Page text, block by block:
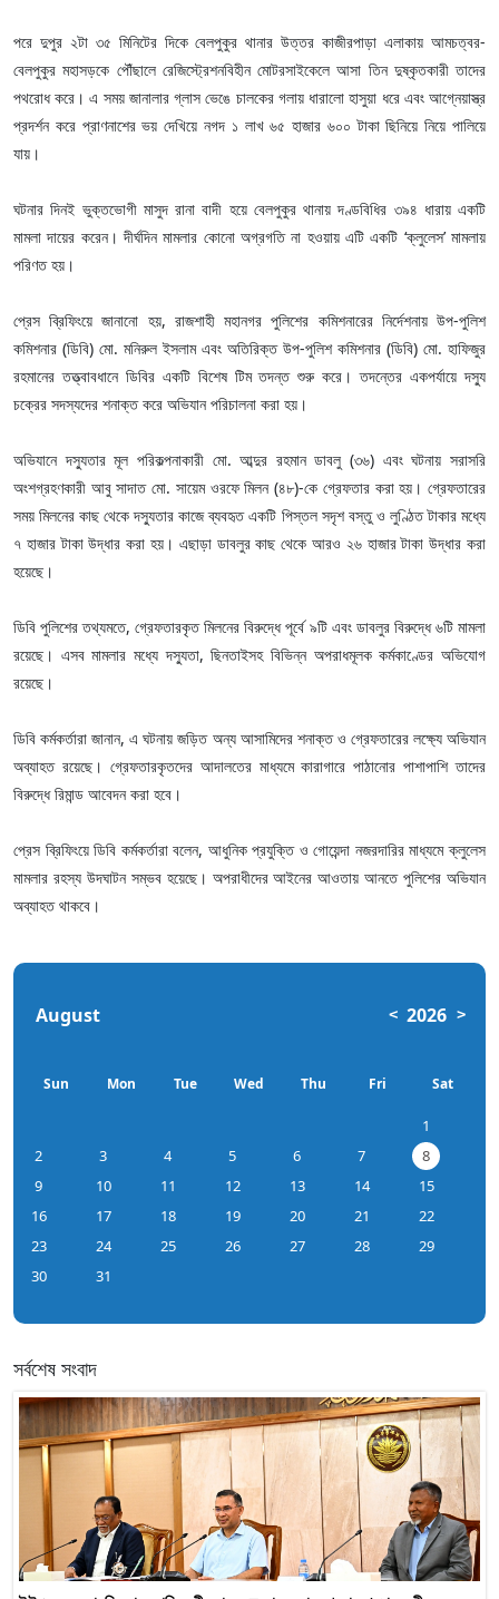
পরে দুপুর ২টা ৩৫ মিনিটের দিকে বেলপুকুর থানার উত্তর কাজীরপাড়া এলাকায় আমচত্বর-
বেলপুকুর মহাসড়কে পৌঁছালে রেজিস্ট্রেশনবিহীন মোটরসাইকেলে আসা তিন দুষ্কৃতকারী তাদের
পথরোধ করে। এ সময় জানালার গ্লাস ভেঙে চালকের গলায় ধারালো হাসুয়া ধরে এবং আগ্নেয়াস্ত্র
প্রদর্শন করে প্রাণনাশের ভয় দেখিয়ে নগদ ১ লাখ ৬৫ হাজার ৬০০ টাকা ছিনিয়ে নিয়ে পালিয়ে
যায়।
ঘটনার দিনই ভুক্তভোগী মাসুদ রানা বাদী হয়ে বেলপুকুর থানায় দণ্ডবিধির ৩৯৪ ধারায় একটি
মামলা দায়ের করেন। দীর্ঘদিন মামলার কোনো অগ্রগতি না হওয়ায় এটি একটি ‘ক্লুলেস’ মামলায়
পরিণত হয়।
প্রেস ব্রিফিংয়ে জানানো হয়, রাজশাহী মহানগর পুলিশের কমিশনারের নির্দেশনায় উপ-পুলিশ
কমিশনার (ডিবি) মো. মনিরুল ইসলাম এবং অতিরিক্ত উপ-পুলিশ কমিশনার (ডিবি) মো. হাফিজুর
রহমানের তত্ত্বাবধানে ডিবির একটি বিশেষ টিম তদন্ত শুরু করে। তদন্তের একপর্যায়ে দস্যু
চক্রের সদস্যদের শনাক্ত করে অভিযান পরিচালনা করা হয়।
অভিযানে দস্যুতার মূল পরিকল্পনাকারী মো. আব্দুর রহমান ডাবলু (৩৬) এবং ঘটনায় সরাসরি
অংশগ্রহণকারী আবু সাদাত মো. সায়েম ওরফে মিলন (৪৮)-কে গ্রেফতার করা হয়। গ্রেফতারের
সময় মিলনের কাছ থেকে দস্যুতার কাজে ব্যবহৃত একটি পিস্তল সদৃশ বস্তু ও লুণ্ঠিত টাকার মধ্যে
৭ হাজার টাকা উদ্ধার করা হয়। এছাড়া ডাবলুর কাছ থেকে আরও ২৬ হাজার টাকা উদ্ধার করা
হয়েছে।
ডিবি পুলিশের তথ্যমতে, গ্রেফতারকৃত মিলনের বিরুদ্ধে পূর্বে ৯টি এবং ডাবলুর বিরুদ্ধে ৬টি মামলা
রয়েছে। এসব মামলার মধ্যে দস্যুতা, ছিনতাইসহ বিভিন্ন অপরাধমূলক কর্মকাণ্ডের অভিযোগ
রয়েছে।
ডিবি কর্মকর্তারা জানান, এ ঘটনায় জড়িত অন্য আসামিদের শনাক্ত ও গ্রেফতারের লক্ষ্যে অভিযান
অব্যাহত রয়েছে। গ্রেফতারকৃতদের আদালতের মাধ্যমে কারাগারে পাঠানোর পাশাপাশি তাদের
বিরুদ্ধে রিমান্ড আবেদন করা হবে।
প্রেস ব্রিফিংয়ে ডিবি কর্মকর্তারা বলেন, আধুনিক প্রযুক্তি ও গোয়েন্দা নজরদারির মাধ্যমে ক্লুলেস
মামলার রহস্য উদঘাটন সম্ভব হয়েছে। অপরাধীদের আইনের আওতায় আনতে পুলিশের অভিযান
অব্যাহত থাকবে।
August < 2026 >
Sun Mon Tue Wed Thu Fri Sat
1
2
3 4 5 6 7
8
9
10 11 12 13 14
15
16
17 18 19 20 21
22
23
24 25 26 27 28
29
30
31
সর্বশেষ সংবাদ